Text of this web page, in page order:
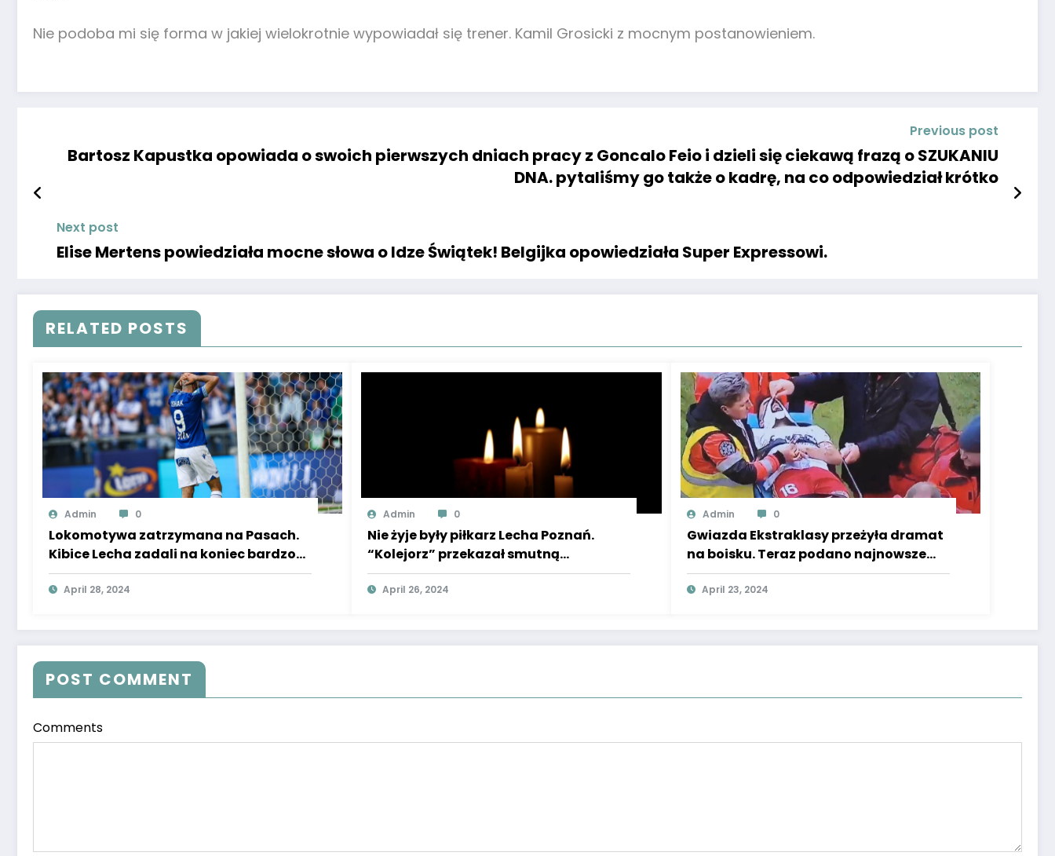
Nie podoba mi się forma w jakiej wielokrotnie wypowiadał się trener. Kamil Grosicki z mocnym postanowieniem.
Previous post
Bartosz Kapustka opowiada o swoich pierwszych dniach pracy z Goncalo Feio i dzieli się ciekawą frazą o SZUKANIU
DNA. pytaliśmy go także o kadrę, na co odpowiedział krótko
Next post
Elise Mertens powiedziała mocne słowa o Idze Świątek! Belgijka opowiedziała Super Expressowi.
RELATED POSTS
Admin 0
Lokomotywa zatrzymana na Pasach.
Kibice Lecha zadali na koniec bardzo
konkretne pytanie.
April 28, 2024
Admin 0
Nie żyje były piłkarz Lecha Poznań.
“Kolejorz” przekazał smutną
wiadomość! Klub pogrążył się w
żałobie
April 26, 2024
Admin 0
Gwiazda Ekstraklasy przeżyła dramat
na boisku. Teraz podano najnowsze
wieści o jego zdrowiu
April 23, 2024
POST COMMENT
Comments